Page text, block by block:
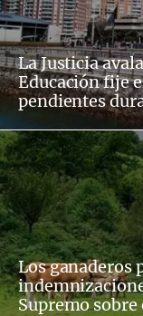
La Justicia
Educación fije
pendientes
Los ganaderos
Supremo sobre